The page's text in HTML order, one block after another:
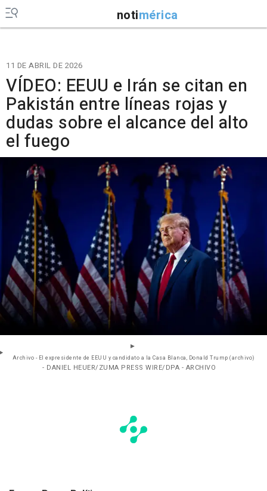
notimérica
11 DE ABRIL DE 2026
VÍDEO: EEUU e Irán se citan en
Pakistán entre líneas rojas y
dudas sobre el alcance del alto
el fuego
Archivo - El expresidente de EEUU y candidato a la Casa Blanca, Donald Trump (archivo)
- DANIEL HEUER/ZUMA PRESS WIRE/DPA - ARCHIVO